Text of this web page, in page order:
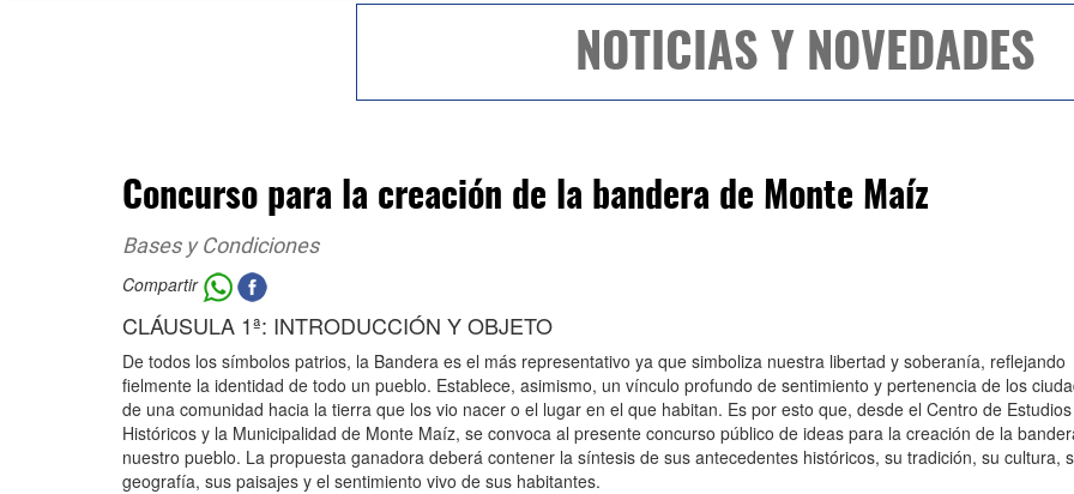
NOTICIAS Y NOVEDADES
Concurso para la creación de la bandera de Monte Maíz
Bases y Condiciones
Compartir
CLÁUSULA 1ª: INTRODUCCIÓN Y OBJETO
De todos los símbolos patrios, la Bandera es el más representativo ya que simboliza nuestra libertad y soberanía, reflejando
fielmente la identidad de todo un pueblo. Establece, asimismo, un vínculo profundo de sentimiento y pertenencia de los
de una comunidad hacia la tierra que los vio nacer o el lugar en el que habitan. Es por esto que, desde el Centro de Estudios
Históricos y la Municipalidad de Monte Maíz, se convoca al presente concurso público de ideas para la creación de la
nuestro pueblo. La propuesta ganadora deberá contener la síntesis de sus antecedentes históricos, su tradición, su cultura,
geografía, sus paisajes y el sentimiento vivo de sus habitantes.